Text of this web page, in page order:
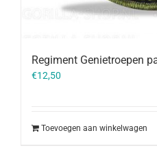
Regiment Genietroepen
€12,50
Toevoegen aan winkelwagen